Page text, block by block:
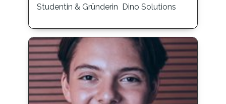
Studentin & Gründerin Dino Solutions